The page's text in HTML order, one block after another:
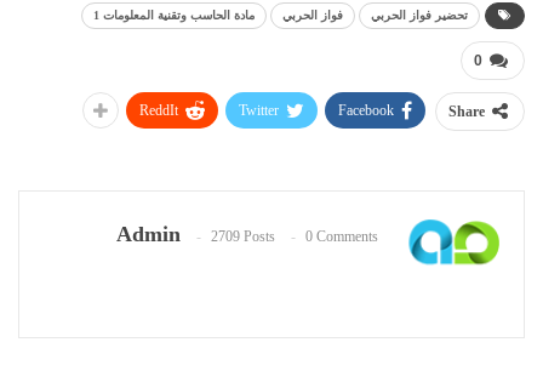
تحضير فواز الحربي فواز الحربي مادة الحاسب وتقنية المعلومات 1
0
Share
Facebook
Twitter
ReddIt
Admin 2709 Posts 0 Comments